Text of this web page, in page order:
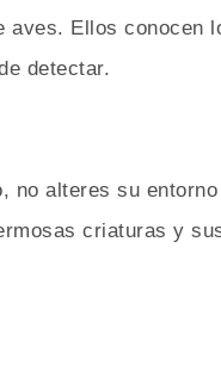
aves. Ellos conocen
detectar.
no alteres su entorno
criaturas y